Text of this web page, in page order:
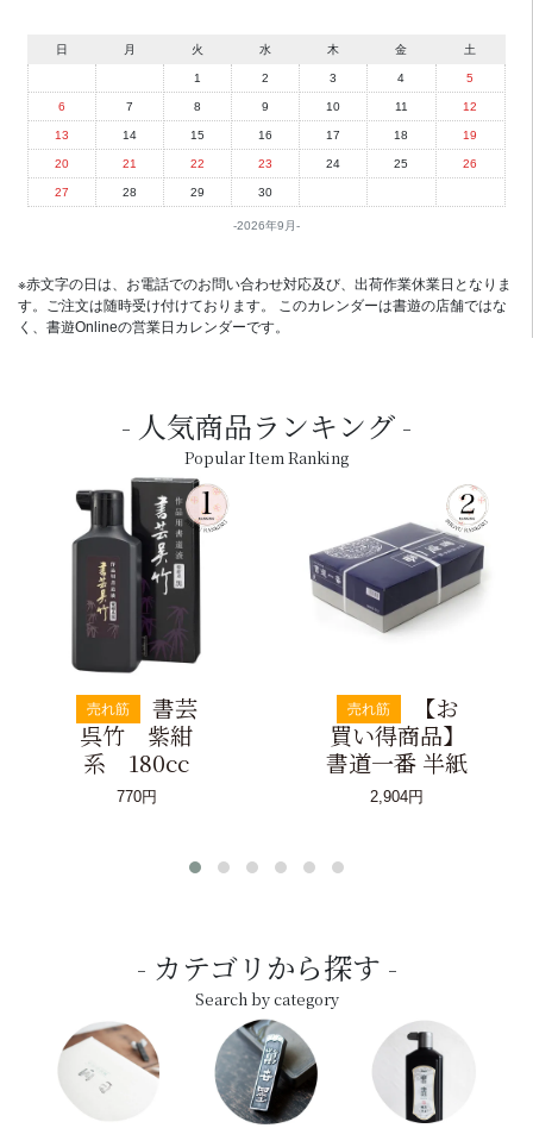
2026年9月
日 月 火 水 木 金 土
1 2 3 4 5
6 7 8 9 10 11 12
13 14 15 16 17 18 19
20 21 22 23 24 25 26
27 28 29 30
※赤文字の日は、お電話でのお問い合わせ対応及び、出荷作業休業日となりま
す。ご注文は随時受け付けております。 このカレンダーは書遊の店舗ではな
く、書遊Onlineの営業日カレンダーです。
人気商品ランキング
Popular Item Ranking
売れ筋
書芸
呉竹 紫紺
系 180cc
770円
売れ筋
【お
買い得商品】
書道一番 半紙
2,904円
カテゴリから探す
Search by category